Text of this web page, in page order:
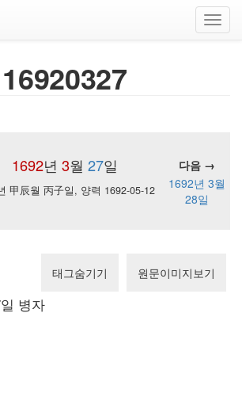
16920327
1692년 3월 27일
다음 →
甲辰월 丙子일, 양력 1692-05-12
1692년 3월
28일
태그숨기기 원문이미지보기
병자